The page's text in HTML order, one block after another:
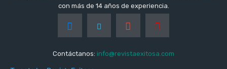
con más de 14 años de experiencia.
Contáctanos: info@revistaexitosa.com